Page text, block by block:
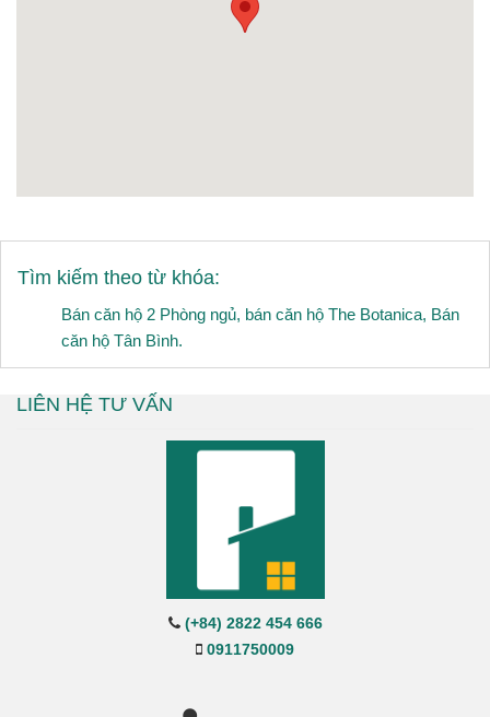
Tìm kiếm theo từ khóa:
Bán căn hộ 2 Phòng ngủ, bán căn hộ The Botanica, Bán
căn hộ Tân Bình.
LIÊN HỆ TƯ VẤN
(+84) 2822 454 666
0911750009